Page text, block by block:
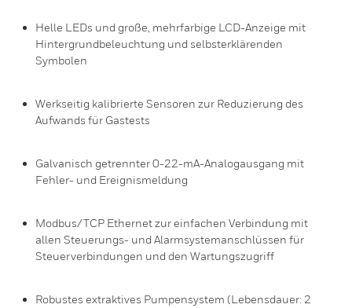
Helle LEDs und große, mehrfarbige LCD-Anzeige mit
Hintergrundbeleuchtung und selbsterklärenden
Symbolen
Werkseitig kalibrierte Sensoren zur Reduzierung des
Aufwands für Gastests
Galvanisch getrennter 0-22-mA-Analogausgang mit
Fehler- und Ereignismeldung
Modbus/TCP Ethernet zur einfachen Verbindung mit
allen Steuerungs- und Alarmsystemanschlüssen für
Steuerverbindungen und den Wartungszugriff
Robustes extraktives Pumpensystem (Lebensdauer: 2